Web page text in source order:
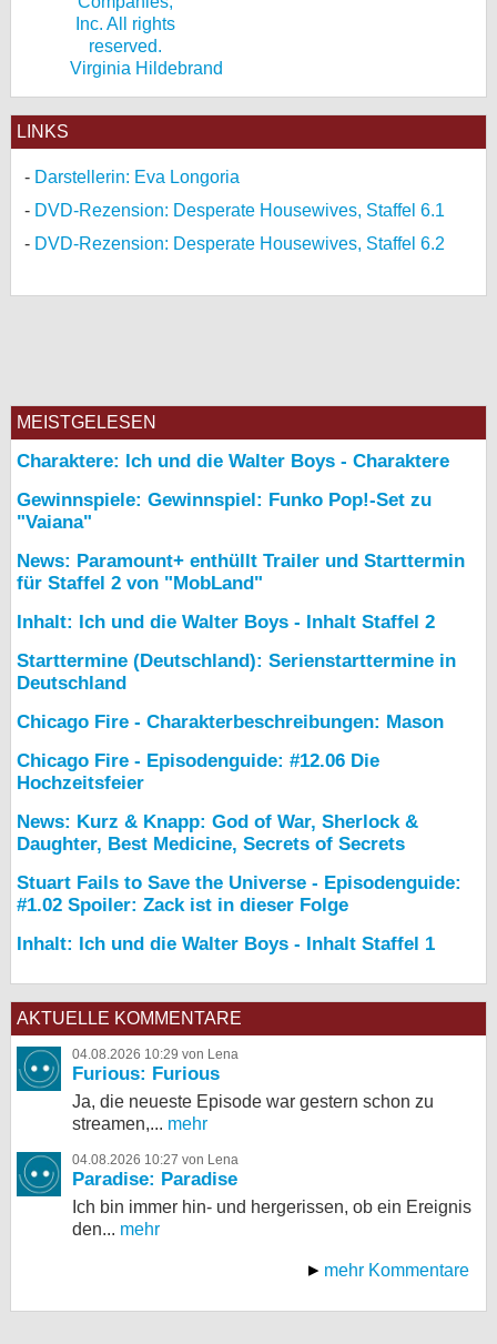
Virginia Hildebrand
LINKS
Darstellerin: Eva Longoria
DVD-Rezension: Desperate Housewives, Staffel 6.1
DVD-Rezension: Desperate Housewives, Staffel 6.2
MEISTGELESEN
Charaktere: Ich und die Walter Boys - Charaktere
Gewinnspiele: Gewinnspiel: Funko Pop!-Set zu
"Vaiana"
News: Paramount+ enthüllt Trailer und Starttermin
für Staffel 2 von "MobLand"
Inhalt: Ich und die Walter Boys - Inhalt Staffel 2
Starttermine (Deutschland): Serienstarttermine in
Deutschland
Chicago Fire - Charakterbeschreibungen: Mason
Chicago Fire - Episodenguide: #12.06 Die
Hochzeitsfeier
News: Kurz & Knapp: God of War, Sherlock &
Daughter, Best Medicine, Secrets of Secrets
Stuart Fails to Save the Universe - Episodenguide:
#1.02 Spoiler: Zack ist in dieser Folge
Inhalt: Ich und die Walter Boys - Inhalt Staffel 1
AKTUELLE KOMMENTARE
04.08.2026 10:29 von Lena
Furious: Furious
Ja, die neueste Episode war gestern schon zu
streamen,... mehr
04.08.2026 10:27 von Lena
Paradise: Paradise
Ich bin immer hin- und hergerissen, ob ein Ereignis
den... mehr
mehr Kommentare